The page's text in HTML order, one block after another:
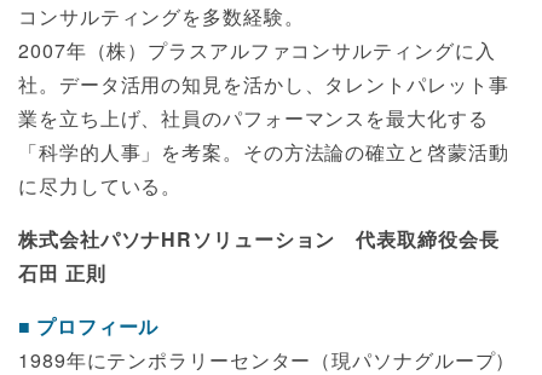
コンサルティングを多数経験。
2007年（株）プラスアルファコンサルティングに入
社。データ活用の知見を活かし、タレントパレット事
業を立ち上げ、社員のパフォーマンスを最大化する
「科学的人事」を考案。その方法論の確立と啓蒙活動
に尽力している。
株式会社パソナHRソリューション 代表取締役会長
石田 正則
プロフィール
1989年にテンポラリーセンター（現パソナグループ）